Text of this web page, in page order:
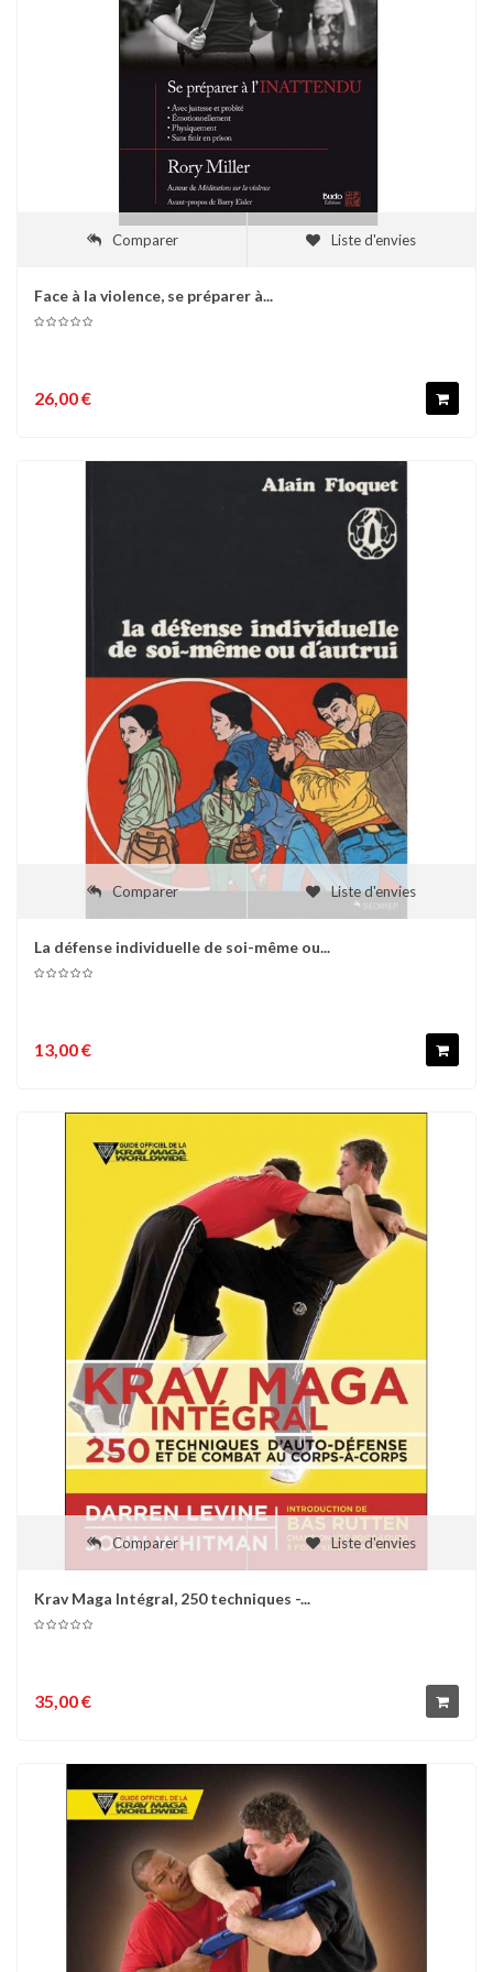
Comparer Liste d'envies
Face à la violence, se préparer à...
26,00 €
Comparer Liste d'envies
La défense individuelle de soi-même ou...
13,00 €
Comparer Liste d'envies
Krav Maga Intégral, 250 techniques -...
35,00 €